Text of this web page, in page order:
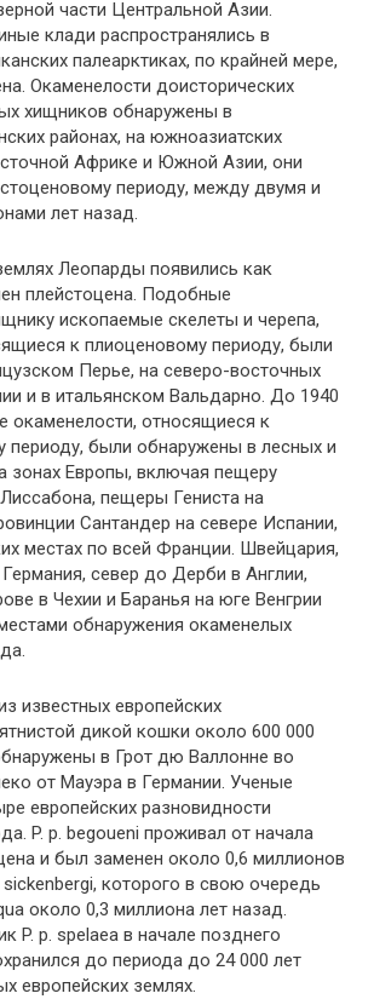
части Центральной Азии.
клади распространялись в
палеарктиках, по крайней мере,
Окаменелости доисторических
хищников обнаружены в
районах, на южноазиатских
Африке и Южной Азии, они
периоду, между двумя и
лет назад.
Леопарды появились как
плейстоцена. Подобные
ископаемые скелеты и черепа,
к плиоценовому периоду, были
Перье, на северо-восточных
и в итальянском Вальдарно. До 1940
окаменелости, относящиеся к
периоду, были обнаружены в лесных и
зонах Европы, включая пещеру
пещеры Гениста на
Сантандер на севере Испании,
местах по всей Франции. Швейцария,
Германия, север до Дерби в Англии,
в Чехии и Баранья на юге Венгрии
обнаружения окаменелых
известных европейских
дикой кошки около 600 000
в Грот дю Валлонне во
от Мауэра в Германии. Ученые
европейских разновидности
P. p. begoueni проживал от начала
и был заменен около 0,6 миллионов
sickenbergi, которого в свою очередь
около 0,3 миллиона лет назад.
P. p. spelaea в начале позднего
до периода до 24 000 лет
европейских землях.